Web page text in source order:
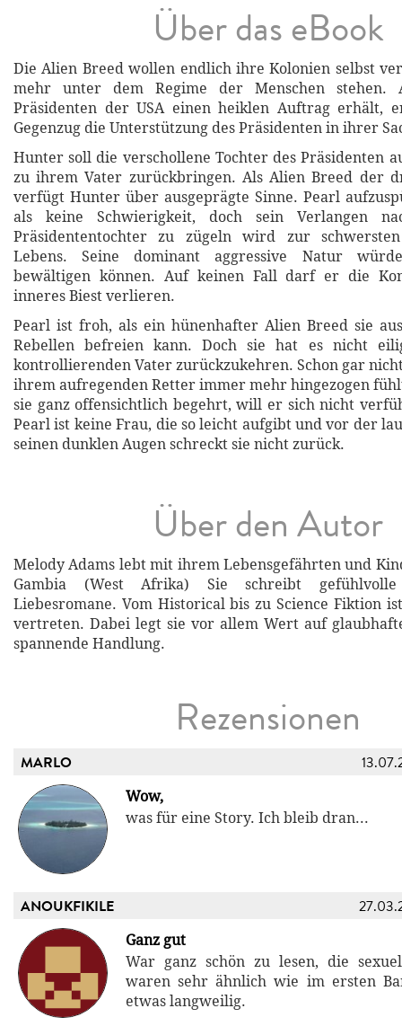
Über das eBook
Die Alien Breed wollen endlich ihre Kolonien selbst
mehr unter dem Regime der Menschen stehen.
Präsidenten der USA einen heiklen Auftrag erhält,
Gegenzug die Unterstützung des Präsidenten in ihrer
Hunter soll die verschollene Tochter des Präsidenten
zu ihrem Vater zurückbringen. Als Alien Breed der
verfügt Hunter über ausgeprägte Sinne. Pearl
als keine Schwierigkeit, doch sein Verlangen
Präsidententochter zu zügeln wird zur
Lebens. Seine dominant aggressive Natur
bewältigen können. Auf keinen Fall darf er die
inneres Biest verlieren.
Pearl ist froh, als ein hünenhafter Alien Breed sie
Rebellen befreien kann. Doch sie hat es nicht
kontrollierenden Vater zurückzukehren. Schon gar
ihrem aufregenden Retter immer mehr hingezogen
sie ganz offensichtlich begehrt, will er sich nicht
Pearl ist keine Frau, die so leicht aufgibt und vor der
seinen dunklen Augen schreckt sie nicht zurück.
Über den Autor
Melody Adams lebt mit ihrem Lebensgefährten und
Gambia (West Afrika) Sie schreibt
Liebesromane. Vom Historical bis zu Science Fiktion
vertreten. Dabei legt sie vor allem Wert auf
spannende Handlung.
Rezensionen
MARLO
Wow,
was für eine Story. Ich bleib dran...
ANOUKFIKILE
Ganz gut
War ganz schön zu lesen, die
waren sehr ähnlich wie im ersten
etwas langweilig.